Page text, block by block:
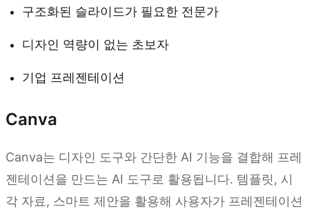
구조화된 슬라이드가 필요한 전문가
디자인 역량이 없는 초보자
기업 프레젠테이션
Canva
Canva는 디자인 도구와 간단한 AI 기능을 결합해 프레
젠테이션을 만드는 AI 도구로 활용됩니다. 템플릿, 시
각 자료, 스마트 제안을 활용해 사용자가 프레젠테이션